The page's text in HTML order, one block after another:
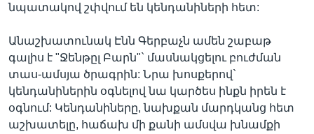
նպատակով շփվում են կենդանիների հետ:
Անաշխատունակ Էնն Գերբաչն ամեն շաբաթ
գալիս է "Ջենթըլ Բարն"` մասնակցելու բուժման
տաս-ամսյա ծրագրին: Նրա խոսքերով`
կենդանիներին օգնելով նա կարծես ինքն իրեն է
օգնում: Կենդանիները, նախքան մարդկանց հետ
աշխատելը, հաճախ մի քանի ամսվա խնամքի